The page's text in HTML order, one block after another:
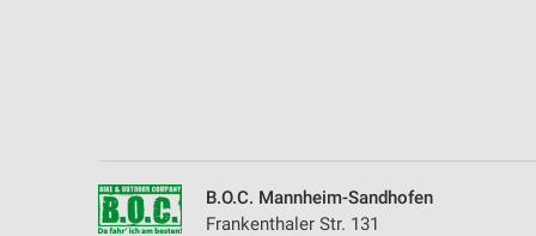
B.O.C. Mannheim-Sandhofen
Frankenthaler Str. 131
Verwendung reduzierter Daten zur Auswahl von Inhalten
IAB-Besonderheiten: